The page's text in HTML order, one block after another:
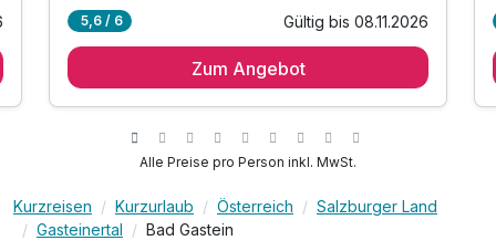
2 x reichhaltiges Frühstück vom Buffet
inkl. Sauna, Dampfsauna & Infrarotkabine
inkl. Ausblick genießen im Panorama-Ruheraum
inkl. Billard, Tischtennis & Tischfußball
5,6 / 6 Gültig bis 08.11.2026
Zum Angebot
Alle Preise pro Person inkl. MwSt.
Kurzreisen Kurzurlaub Österreich
Salzburger Land
Gasteinertal
Bad Gastein